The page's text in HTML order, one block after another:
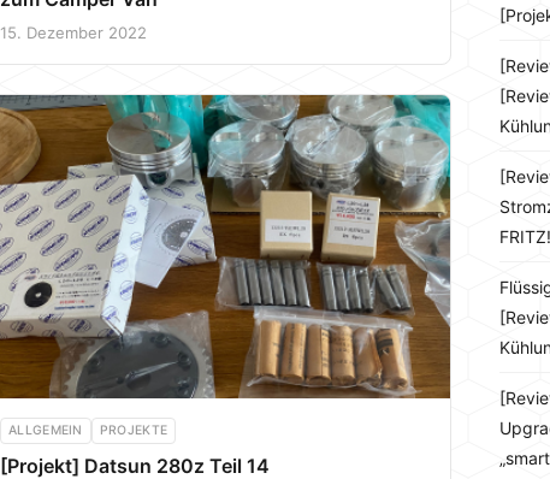
15. Dezember 2022
ALLGEMEIN PROJEKTE
[Projekt] Datsun 280z Teil 14